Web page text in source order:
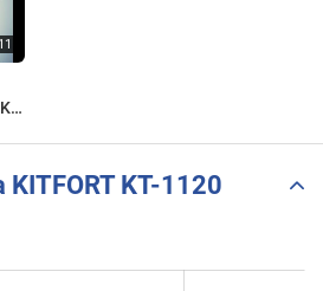
KITFORT KT-1120